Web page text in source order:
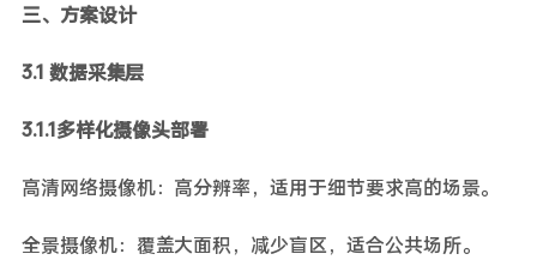
三、方案设计
3.1 数据采集层
3.1.1多样化摄像头部署
高清网络摄像机：高分辨率，适用于细节要求高的场景。
全景摄像机：覆盖大面积，减少盲区，适合公共场所。